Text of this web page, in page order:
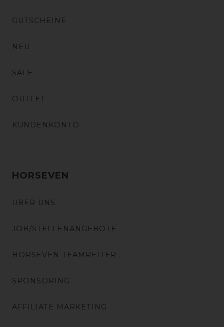
GUTSCHEINE
NEU
SALE
OUTLET
KUNDENKONTO
HORSEVEN
ÜBER UNS
JOB/STELLENANGEBOTE
HORSEVEN TEAMREITER
SPONSORING
AFFILIATE MARKETING